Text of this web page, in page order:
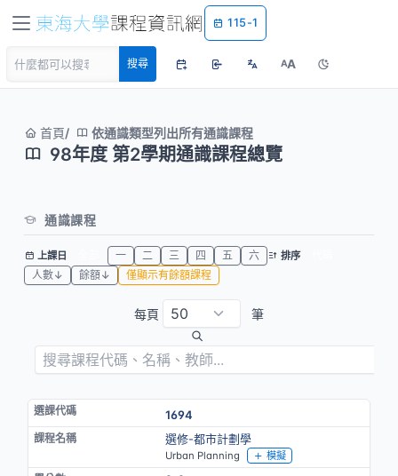
115-1
搜尋 AA
首頁 依通識類型列出所有通識課程
98年度 第2學期通識課程總覽
通識課程
上課日 一 二 三 四 五 六 排序
人數↓
餘額↓ 僅顯示有餘額課程
每頁 筆
1694
選修-都市計劃學
Urban Planning 模擬